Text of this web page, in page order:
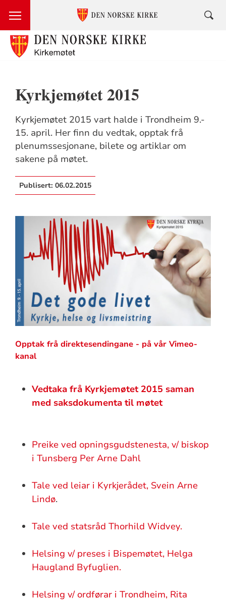
Kyrkjemøtet 2015
Kyrkjemøtet 2015 vart halde i Trondheim 9.-
15. april. Her finn du vedtak, opptak frå
plenumssesjonane, bilete og artiklar om
sakene på møtet.
Publisert: 06.02.2015
Opptak frå direktesendingane - på vår Vimeo-
kanal
Vedtaka frå Kyrkjemøtet 2015 saman
med saksdokumenta til møtet
Preike ved opningsgudstenesta, v/ biskop
i Tunsberg Per Arne Dahl
Tale ved leiar i Kyrkjerådet, Svein Arne
Lindø.
Tale ved statsråd Thorhild Widvey.
Helsing v/ preses i Bispemøtet, Helga
Haugland Byfuglien.
Helsing v/ ordførar i Trondheim, Rita